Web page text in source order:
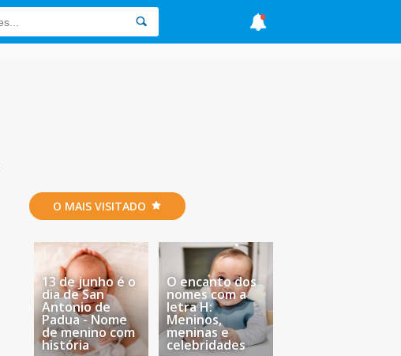
O MAIS VISITADO
13 de junho é o
dia de San
Antonio de
Padua - Nome
de menino com
história
O encanto dos
nomes com a
letra H:
Meninos,
meninas e
celebridades